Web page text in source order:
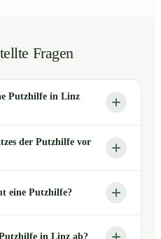
Fragen
Putzhilfe in Linz
der Putzhilfe vor
eine Putzhilfe?
in Linz ab?